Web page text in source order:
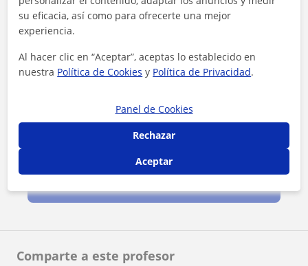
Comparte a este profesor
su eficacia, así como para ofrecerte una mejor
experiencia.
Al hacer clic en “Aceptar”, aceptas lo establecido en
nuestra Política de Cookies y Política de Privacidad.
Panel de Cookies
Rechazar
Aceptar